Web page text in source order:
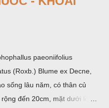
paeoniifolius
(Roxb.) Blume ex Decne,
sống lâu năm, có thân củ
đến 20cm, mặt dưới lồi